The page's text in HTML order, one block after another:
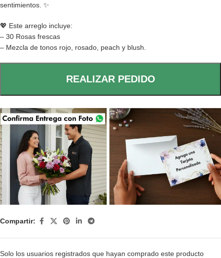
sentimientos. ✨
💖 Este arreglo incluye:
– 30 Rosas frescas
– Mezcla de tonos rojo, rosado, peach y blush.
REALIZAR PEDIDO
Compartir:
Solo los usuarios registrados que hayan comprado este producto